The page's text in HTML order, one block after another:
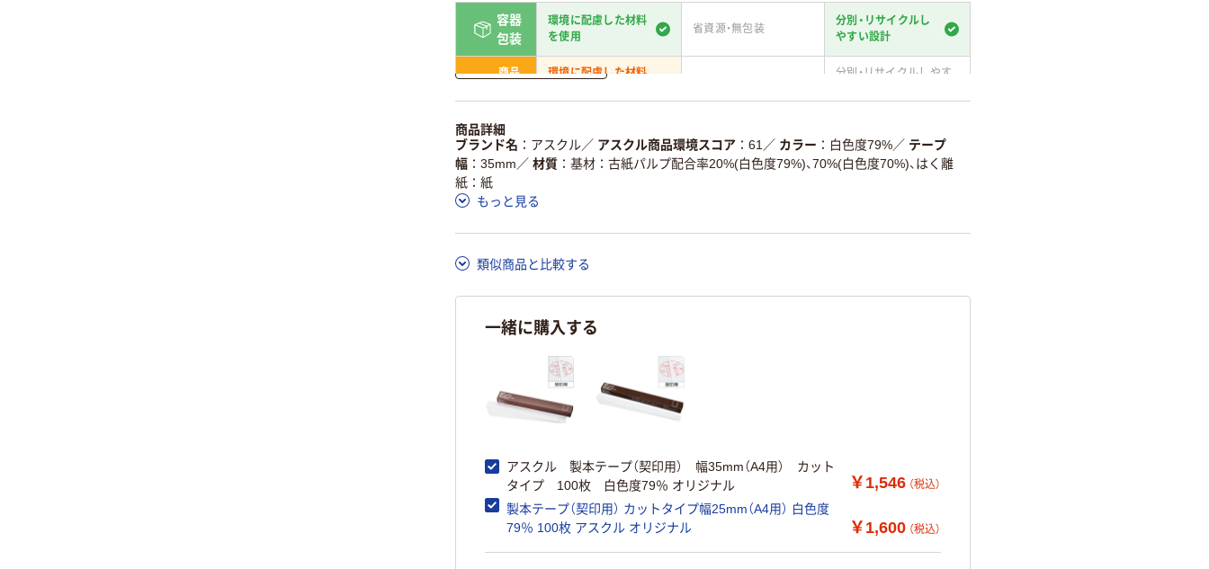
容器
包装
環境に配慮した材料
を使用
省資源・無包装
分別・リサイクルし
やすい設計
商品
環境に配慮した材料
分別・リサイクルしやす
仕組
る
ている
削減
この商品の環境配慮ポイントです。詳しくはページ下部の商品詳細「アスクル商品環境スコ
ア詳細／加点項目
詳しく見る
商品詳細
ブランド名
アスクル／ アスクル商品環境スコア 61 ／ カラー 白色度79%／ テープ
幅
35mm ／ 材質
基材：古紙パルプ配合率20%(白色度79%)、70%(白色度70%)、はく離
紙：紙
もっと見る
類似商品と比較する
一緒に購入する
アスクル 製本テープ（契印用） 幅35mm（A4用） カット
タイプ 100枚 白色度79％ オリジナル
￥1,546 （税込）
製本テープ（契印用） カットタイプ幅25mm（A4用） 白色度
79％ 100枚 アスクル オリジナル
￥1,600 （税込）